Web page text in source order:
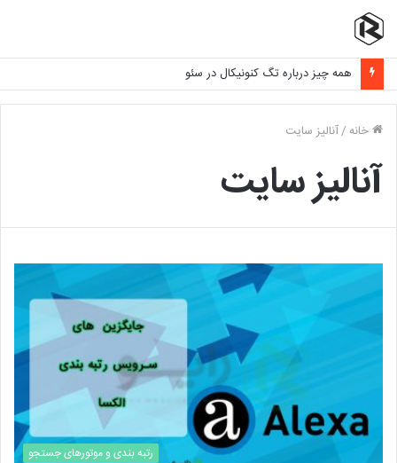
همه چیز درباره تگ کنونیکال در سئو
خانه/آنالیز سایت
آنالیز سایت
رتبه بندی و موتورهای جستجو